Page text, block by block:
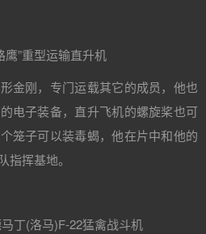
鹰”重型运输直升机
金刚，专门运载其它的成员，他也
电子装备，直升飞机的螺旋桨也可
笼子可以装毒蝎，他在片中和他的
挥基地。
丁(洛马)F-22猛禽战斗机